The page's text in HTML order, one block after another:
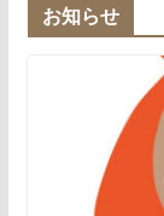
お知らせ